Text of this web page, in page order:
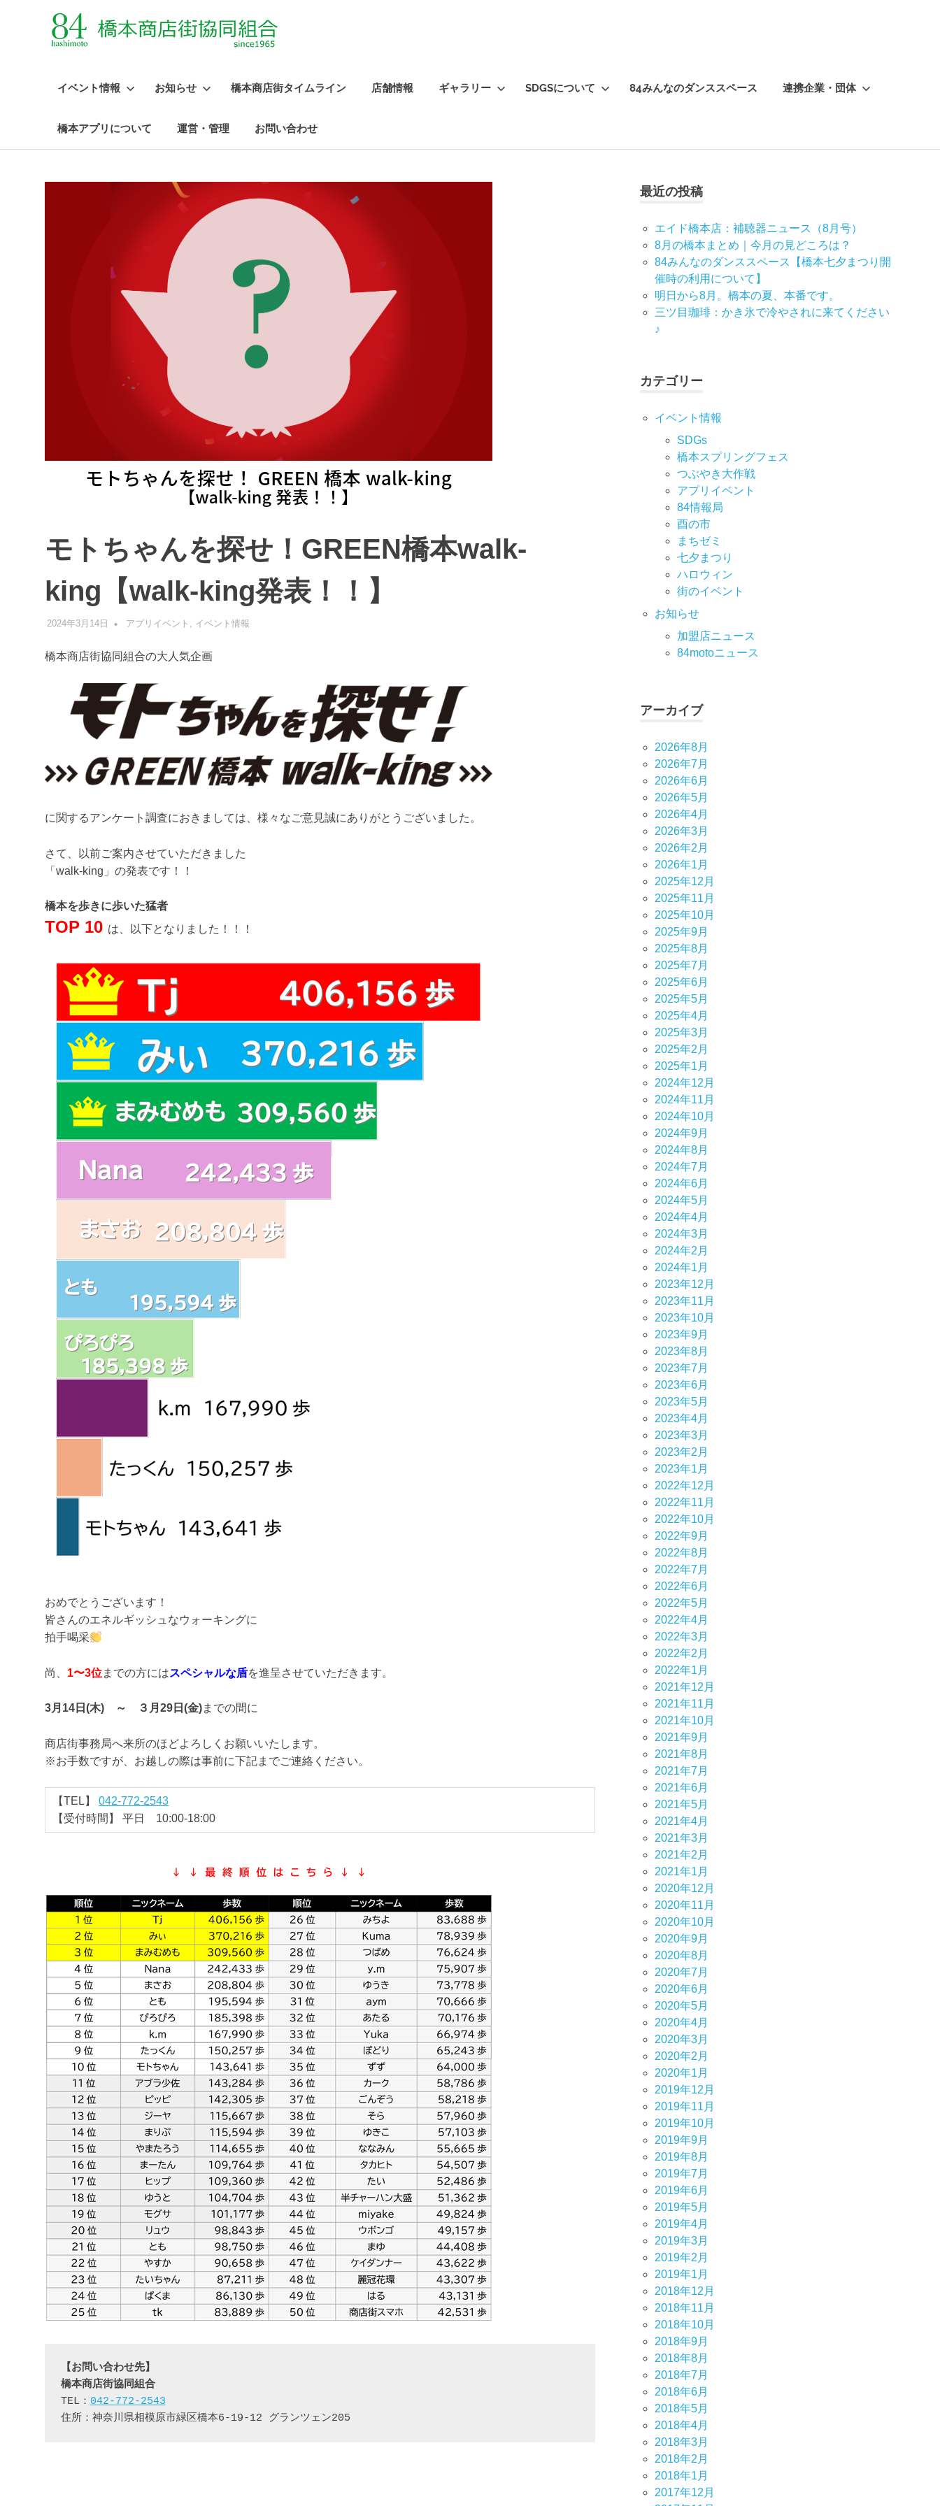
イベント情報 お知らせ 橋本商店街タイムライン 店舗情報 ギャラリー SDGSについて 84みんなのダンススペース 連携企業・団体
橋本アプリについて 運営・管理 お問い合わせ
モトちゃんを探せ！GREEN橋本walk-
king【walk-king発表！！】
2024年3月14日 管理者
アプリイベント イベント情報
橋本商店街協同組合の大人気企画
に関するアンケート調査におきましては、様々なご意見誠にありがとうございました。
さて、以前ご案内させていただきました
「walk-king」の発表です！！
橋本を歩きに歩いた猛者
TOP 10 は、以下となりました！！！
おめでとうございます！
皆さんのエネルギッシュなウォーキングに
拍手喝采
尚、 1〜3位までの方にはスペシャルな盾を進呈させていただきます。
3月14日(木) ～ ３月29日(金)までの間に
商店街事務局へ来所のほどよろしくお願いいたします。
※お手数ですが、お越しの際は事前に下記までご連絡ください。
【TEL】042-772-2543
【受付時間】 平日 10:00-18:00
【お問い合わせ先】
橋本商店街協同組合
TEL： 042-772-2543
住所：神奈川県相模原市緑区橋本6-19-12 グランツェン205
最近の投稿
エイド橋本店：補聴器ニュース（8月号）
8月の橋本まとめ｜今月の見どころは？
84みんなのダンススペース【橋本七夕まつり開
催時の利用について】
明日から8月。橋本の夏、本番です。
三ツ目珈琲：かき氷で冷やされに来てください
♪
カテゴリー
イベント情報
SDGs
橋本スプリングフェス
つぶやき大作戦
アプリイベント
84情報局
酉の市
まちゼミ
七⼣まつり
ハロウィン
街のイベント
お知らせ
加盟店ニュース
84motoニュース
アーカイブ
2026年8月
2026年7月
2026年6月
2026年5月
2026年4月
2026年3月
2026年2月
2026年1月
2025年12月
2025年11月
2025年10月
2025年9月
2025年8月
2025年7月
2025年6月
2025年5月
2025年4月
2025年3月
2025年2月
2025年1月
2024年12月
2024年11月
2024年10月
2024年9月
2024年8月
2024年7月
2024年6月
2024年5月
2024年4月
2024年3月
2024年2月
2024年1月
2023年12月
2023年11月
2023年10月
2023年9月
2023年8月
2023年7月
2023年6月
2023年5月
2023年4月
2023年3月
2023年2月
2023年1月
2022年12月
2022年11月
2022年10月
2022年9月
2022年8月
2022年7月
2022年6月
2022年5月
2022年4月
2022年3月
2022年2月
2022年1月
2021年12月
2021年11月
2021年10月
2021年9月
2021年8月
2021年7月
2021年6月
2021年5月
2021年4月
2021年3月
2021年2月
2021年1月
2020年12月
2020年11月
2020年10月
2020年9月
2020年8月
2020年7月
2020年6月
2020年5月
2020年4月
2020年3月
2020年2月
2020年1月
2019年12月
2019年11月
2019年10月
2019年9月
2019年8月
2019年7月
2019年6月
2019年5月
2019年4月
2019年3月
2019年2月
2019年1月
2018年12月
2018年11月
2018年10月
2018年9月
2018年8月
2018年7月
2018年6月
2018年5月
2018年4月
2018年3月
2018年2月
2018年1月
2017年12月